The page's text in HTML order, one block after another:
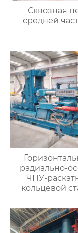
Сквозная
средней
радиально-
ЧПУ-
кольцевой